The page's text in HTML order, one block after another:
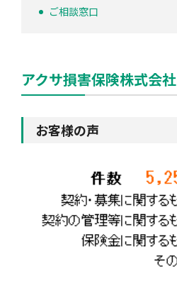
ご相談窓口
アクサ損害保険株式会社
お客様の声